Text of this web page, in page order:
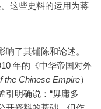
这些史料的运用为蒋
了其铺陈和论述。
年的《中华帝国对外
the Chinese Empire）
引明确说：“毋庸多